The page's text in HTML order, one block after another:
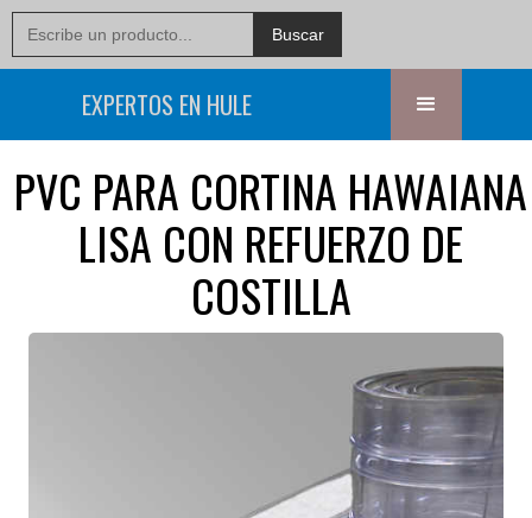
EXPERTOS EN HULE
PVC PARA CORTINA HAWAIANA
LISA CON REFUERZO DE
COSTILLA